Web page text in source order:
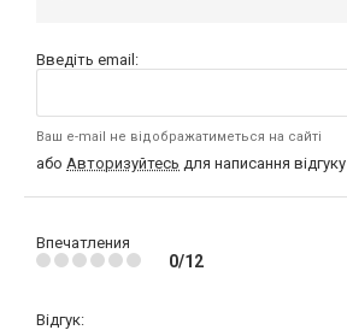
Введіть email:
Ваш e-mail не відображатиметься на сайті
або Авторизуйтесь для написання відгуку
Впечатления
0/12
Відгук: